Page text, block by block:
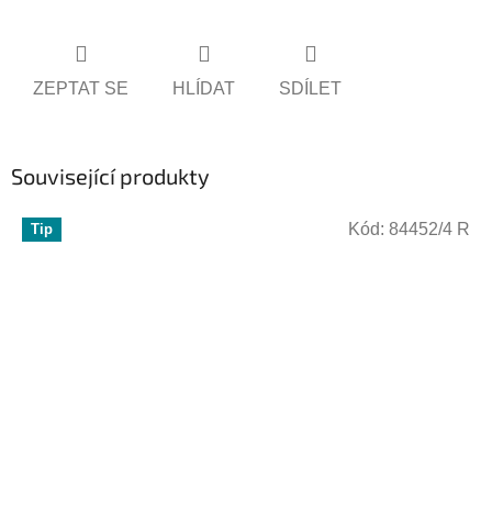
ZEPTAT SE HLÍDAT SDÍLET
Související produkty
Tip Kód: 84452/4 R